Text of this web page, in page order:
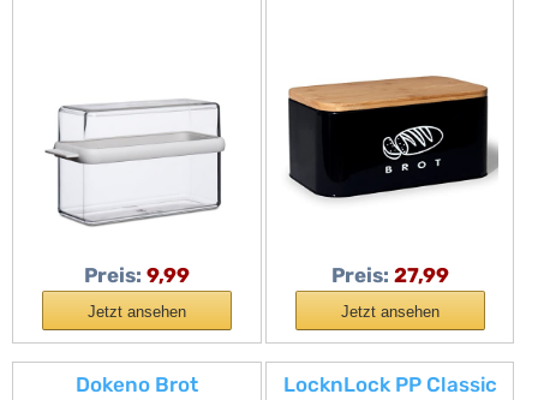
Knäckebrotbox mit
Deckel - Ideal zur
Aufbewahrung einer
Packung Knäckebrot -
1600 ml - White
Preis: 9,99
Jetzt ansehen
Brotkasten aus Metall,
Brot Lange
Aufbewahren und
Frisch Halten 30cm *
18cm * 14cm Schwarz
Preis: 27,99
Jetzt ansehen
Dokeno Brot
LocknLock PP Classic